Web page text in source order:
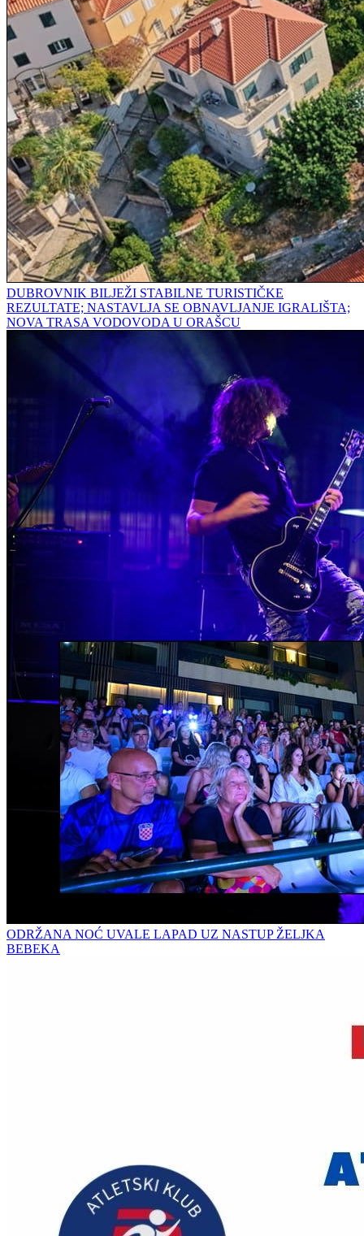
DUBROVNIK BILJEŽI STABILNE TURISTIČKE
REZULTATE; NASTAVLJA SE OBNAVLJANJE IGRALIŠTA;
NOVA TRASA VODOVODA U ORAŠCU
ODRŽANA NOĆ UVALE LAPAD UZ NASTUP ŽELJKA
BEBEKA